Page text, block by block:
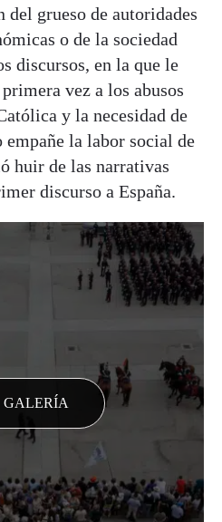
del grueso de autoridades
o de la sociedad
discursos, en la que le
vez a los abusos
y la necesidad de
la labor social de
huir de las narrativas
discurso a España.
GALERÍA